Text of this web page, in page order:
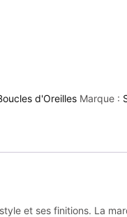
d'Oreilles Marque :
et ses finitions. La